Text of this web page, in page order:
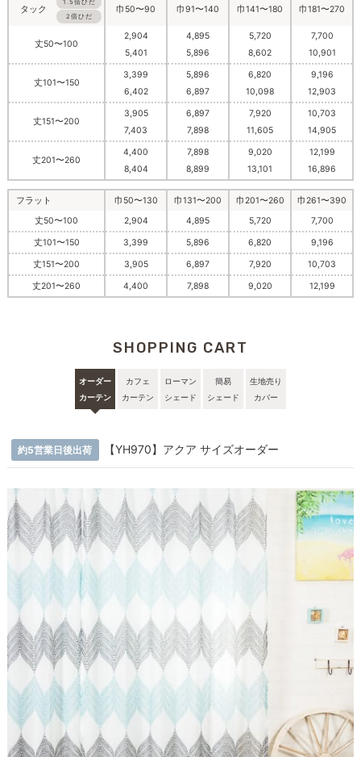
タック
1.5倍ひだ
2倍ひだ
巾50〜90 巾91〜140 巾141〜180 巾181〜270
丈50〜100
2,904
5,401
4,895
5,896
5,720
8,602
7,700
10,901
丈101〜150
3,399
6,402
5,896
6,897
6,820
10,098
9,196
12,903
丈151〜200
3,905
7,403
6,897
7,898
7,920
11,605
10,703
14,905
丈201〜260
4,400
8,404
7,898
8,899
9,020
13,101
12,199
16,896
フラット 巾50〜130 巾131〜200 巾201〜260
巾261〜390
丈50〜100
2,904 4,895 5,720 7,700
丈101〜150 3,399 5,896 6,820 9,196
丈151〜200 3,905 6,897 7,920 10,703
丈201〜260 4,400 7,898 9,020 12,199
SHOPPING CART
オーダー
カーテン
カフェ
カーテン
ローマン
シェード
簡易
シェード
生地売り
カバー
約5営業日後出荷 【YH970】アクア サイズオーダー